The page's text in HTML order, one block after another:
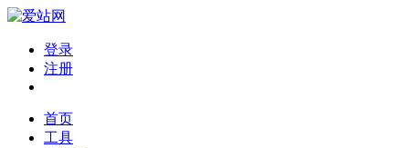
登录
注册
首页
工具